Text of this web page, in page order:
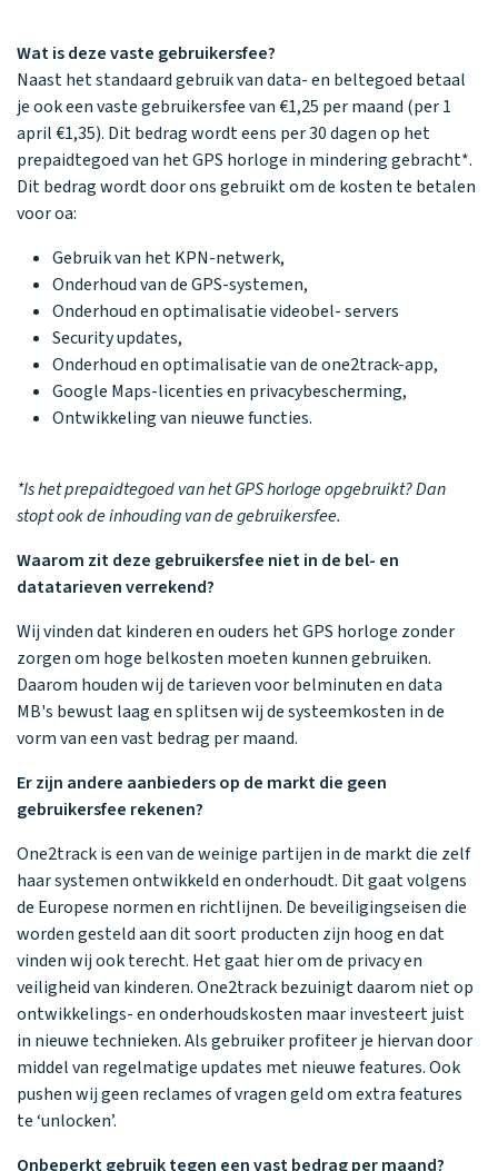
Wat is deze vaste gebruikersfee?
Naast het standaard gebruik van data- en beltegoed betaal
je ook een vaste gebruikersfee van €1,25 per maand (per 1
april €1,35). Dit bedrag wordt eens per 30 dagen op het
prepaidtegoed van het GPS horloge in mindering gebracht*.
Dit bedrag wordt door ons gebruikt om de kosten te betalen
voor oa:
Gebruik van het KPN-netwerk,
Onderhoud van de GPS-systemen,
Onderhoud en optimalisatie videobel- servers
Security updates,
Onderhoud en optimalisatie van de one2track-app,
Google Maps-licenties en privacybescherming,
Ontwikkeling van nieuwe functies.
*Is het prepaidtegoed van het GPS horloge opgebruikt? Dan
stopt ook de inhouding van de gebruikersfee.
Waarom zit deze gebruikersfee niet in de bel- en
datatarieven verrekend?
Wij vinden dat kinderen en ouders het GPS horloge zonder
zorgen om hoge belkosten moeten kunnen gebruiken.
Daarom houden wij de tarieven voor belminuten en data
MB's bewust laag en splitsen wij de systeemkosten in de
vorm van een vast bedrag per maand.
Er zijn andere aanbieders op de markt die geen
gebruikersfee rekenen?
One2track is een van de weinige partijen in de markt die zelf
haar systemen ontwikkeld en onderhoudt. Dit gaat volgens
de Europese normen en richtlijnen. De beveiligingseisen die
worden gesteld aan dit soort producten zijn hoog en dat
vinden wij ook terecht. Het gaat hier om de privacy en
veiligheid van kinderen. One2track bezuinigt daarom niet op
ontwikkelings- en onderhoudskosten maar investeert juist
in nieuwe technieken. Als gebruiker profiteer je hiervan door
middel van regelmatige updates met nieuwe features. Ook
pushen wij geen reclames of vragen geld om extra features
te ‘unlocken’.
Onbeperkt gebruik tegen een vast bedrag per maand?